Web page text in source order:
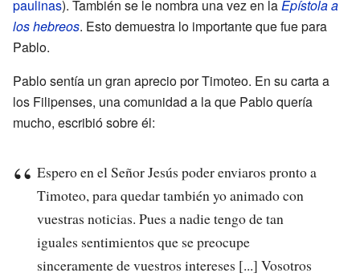
paulinas). También se le nombra una vez en laEpístola a
los hebreos. Esto demuestra lo importante que fue para
Pablo.
Pablo sentía un gran aprecio por Timoteo. En su carta a
los Filipenses, una comunidad a la que Pablo quería
mucho, escribió sobre él:
Espero en el Señor Jesús poder enviaros pronto a
Timoteo, para quedar también yo animado con
vuestras noticias. Pues a nadie tengo de tan
iguales sentimientos que se preocupe
sinceramente de vuestros intereses [...] Vosotros